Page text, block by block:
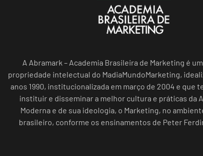
A Abramark – Academia Brasileira de Marketing é
propriedade intelectual do MadiaMundoMarketing,
anos 1990, institucionalizada em março de 2004 e que
instituir e disseminar a melhor cultura e práticas da
Moderna e de sua ideologia, o Marketing, no
brasileiro, conforme os ensinamentos de Peter